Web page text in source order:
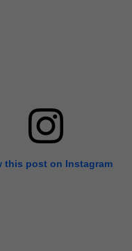
this post on Instagram